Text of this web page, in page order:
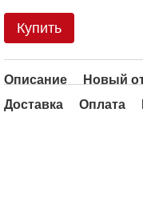
Купить
Описание
Новый
Доставка
Оплата